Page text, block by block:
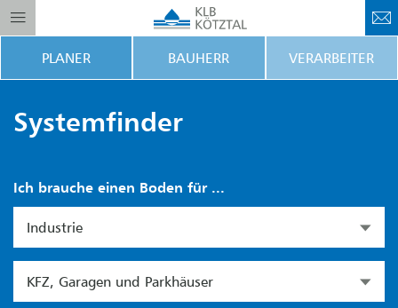
PLANER BAUHERR VERARBEITER
Systemfinder
Ich brauche einen Boden für ...
Industrie
KFZ, Garagen und Parkhäuser